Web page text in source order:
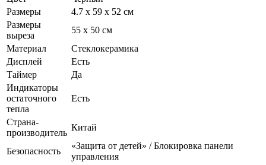
Размеры
4.7 х 59 х 52 см
Размеры
выреза
55 х 50 см
Материал
Стеклокерамика
Дисплей
Есть
Таймер
Да
Индикаторы
остаточного
тепла
Есть
Страна-
производитель
Китай
Безопасность
«Защита от детей» / Блокировка панели
управления